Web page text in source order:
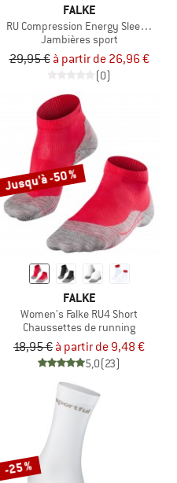
FALKE
RU Compression Energy Sleeves
Jambières sport
29,95 € à partir de 26,96 €
(0)
Jusqu'à -50 %
FALKE
Women's Falke RU4 Short
Chaussettes de running
18,95 € à partir de 9,48 €
5,0(23)
-25 %